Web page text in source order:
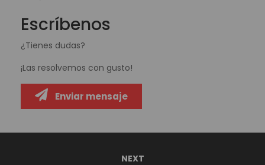
Escríbenos
¿Tienes dudas?
¡Las resolvemos con gusto!
Enviar mensaje
NEXT